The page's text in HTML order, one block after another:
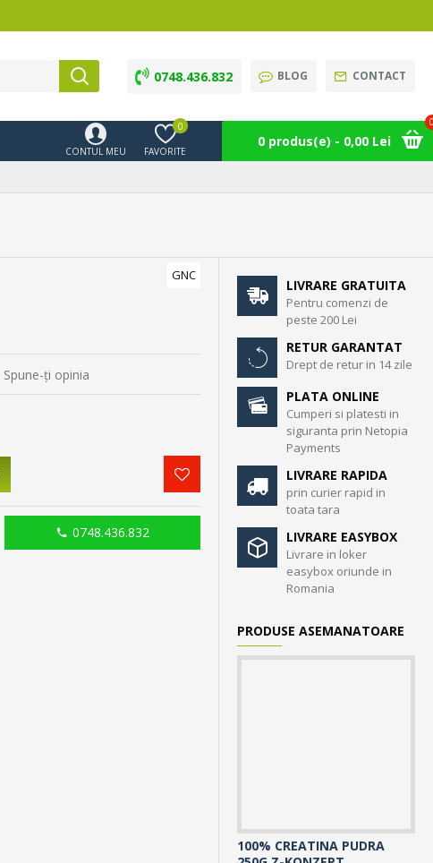
0748.436.832 BLOG CONTACT
CONTUL MEU FAVORITE
0
0 produs(e) - 0,00 Lei
GNC
Spune-ţi opinia
0748.436.832
LIVRARE GRATUITA
Pentru comenzi de
peste 200 Lei
RETUR GARANTAT
Drept de retur in 14 zile
PLATA ONLINE
Cumperi si platesti in
siguranta prin Netopia
Payments
LIVRARE RAPIDA
prin curier rapid in
toata tara
LIVRARE EASYBOX
Livrare in loker
easybox oriunde in
Romania
PRODUSE ASEMANATOARE
100% CREATINA PUDRA